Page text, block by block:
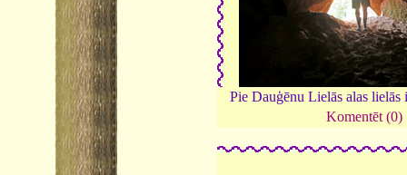
Pie Dauģēnu Lielās alas lielās
Komentēt (0)